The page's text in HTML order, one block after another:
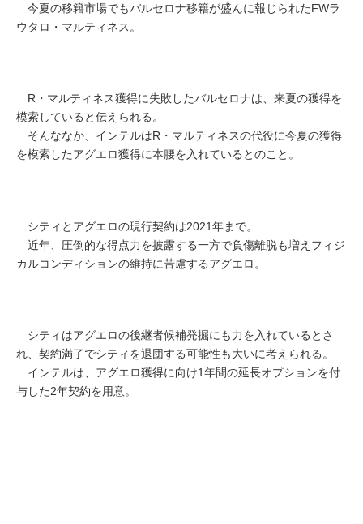
今夏の移籍市場でもバルセロナ移籍が盛んに報じられたFWラ
ウタロ・マルティネス。
R・マルティネス獲得に失敗したバルセロナは、来夏の獲得を
模索していると伝えられる。
そんななか、インテルはR・マルティネスの代役に今夏の獲得
を模索したアグエロ獲得に本腰を入れているとのこと。
シティとアグエロの現行契約は2021年まで。
近年、圧倒的な得点力を披露する一方で負傷離脱も増えフィジ
カルコンディションの維持に苦慮するアグエロ。
シティはアグエロの後継者候補発掘にも力を入れているとさ
れ、契約満了でシティを退団する可能性も大いに考えられる。
インテルは、アグエロ獲得に向け1年間の延長オプションを付
与した2年契約を用意。